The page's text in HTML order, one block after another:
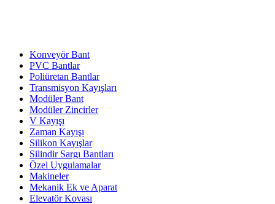
Konveyör Bant
PVC Bantlar
Poliüretan Bantlar
Transmisyon Kayışları
Modüler Bant
Modüler Zincirler
V Kayışı
Zaman Kayışı
Silikon Kayışlar
Silindir Sargı Bantları
Özel Uygulamalar
Makineler
Mekanik Ek ve Aparat
Elevatör Kovası